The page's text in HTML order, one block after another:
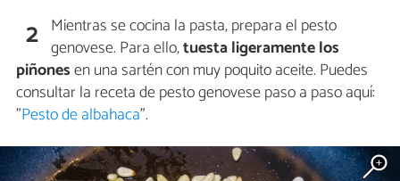
2 Mientras se cocina la pasta, prepara el pesto
genovese. Para ello,tuesta ligeramente los
piñonesen una sartén con muy poquito aceite. Puedes
consultar la receta de pesto genovese paso a paso aquí:
"Pesto de albahaca".